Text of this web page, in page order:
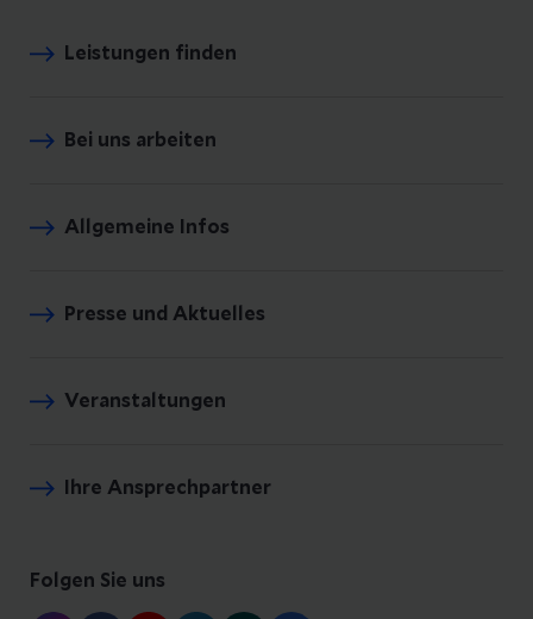
Leistungen finden
Bei uns arbeiten
Allgemeine Infos
Presse und Aktuelles
Veranstaltungen
Ihre Ansprechpartner
Folgen Sie uns